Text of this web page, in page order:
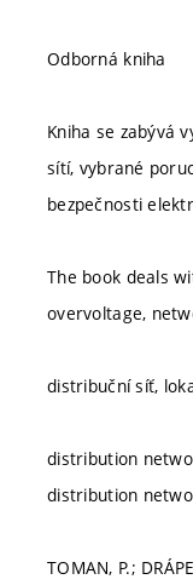
Odborná kniha
Kniha se zabývá
sítí, vybrané
bezpečnosti
The book deals
overvoltage,
distribuční síť,
distribution
distribution
TOMAN, P.;